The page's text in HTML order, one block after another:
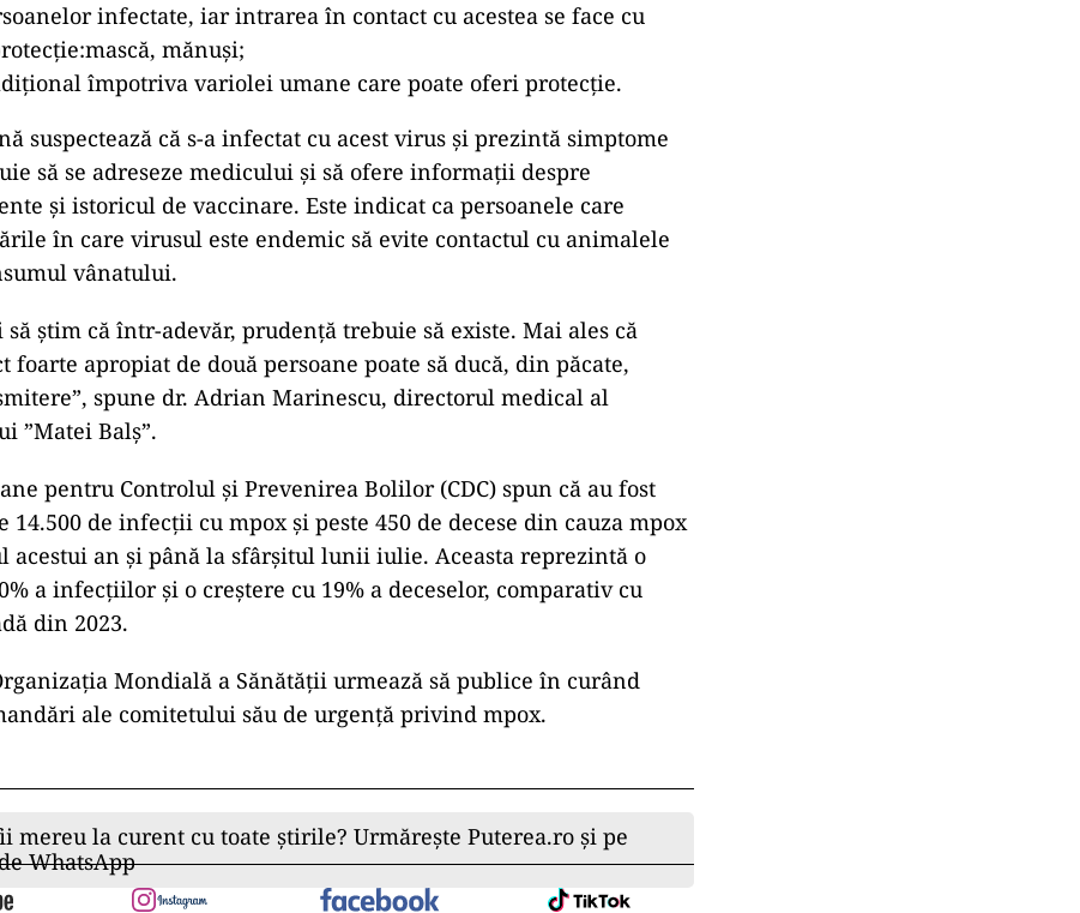
infectate, iar intrarea în contact cu acestea se face cu
mănuși;
împotriva variolei umane care poate oferi protecție.
suspectează că s-a infectat cu acest virus și prezintă simptome
să se adreseze medicului și să ofere informații despre
și istoricul de vaccinare. Este indicat ca persoanele care
în care virusul este endemic să evite contactul cu animalele
vânatului.
să știm că într-adevăr, prudență trebuie să existe. Mai ales că
foarte apropiat de două persoane poate să ducă, din păcate,
spune dr. Adrian Marinescu, directorul medical al
”Matei Balș”.
pentru Controlul și Prevenirea Bolilor (CDC) spun că au fost
14.500 de infecții cu mpox și peste 450 de decese din cauza mpox
acestui an și până la sfârșitul lunii iulie. Aceasta reprezintă o
a infecțiilor și o creștere cu 19% a deceselor, comparativ cu
din 2023.
Mondială a Sănătății urmează să publice în curând
ale comitetului său de urgență privind mpox.
mereu la curent cu toate știrile? Urmărește Puterea.ro și pe
WhatsApp